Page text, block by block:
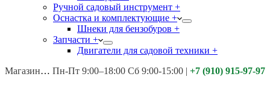
Ручной садовый инструмент +
Оснастка и комплектующие +
Шнеки для бензобуров +
Запчасти +
Двигатели для садовой техники +
Магазины: Калуга ул. Московская д.113
Пн-Пт 9:00–18:00 Сб 9:00-15:00 | +7 (910) 915-97-97